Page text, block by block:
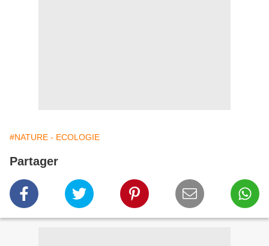
#NATURE - ECOLOGIE
Partager